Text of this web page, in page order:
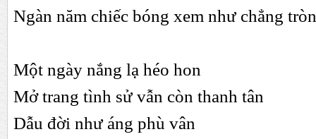
Ngàn năm chiếc bóng xem như chẳng tròn
Một ngày nắng lạ héo hon
Mở trang tình sử vẫn còn thanh tân
Dẫu đời như áng phù vân